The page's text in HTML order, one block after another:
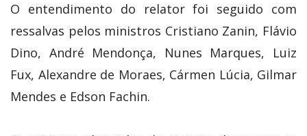
O entendimento do relator foi seguido com
ressalvas pelos ministros Cristiano Zanin, Flávio
Dino, André Mendonça, Nunes Marques, Luiz
Fux, Alexandre de Moraes, Cármen Lúcia, Gilmar
Mendes e Edson Fachin.